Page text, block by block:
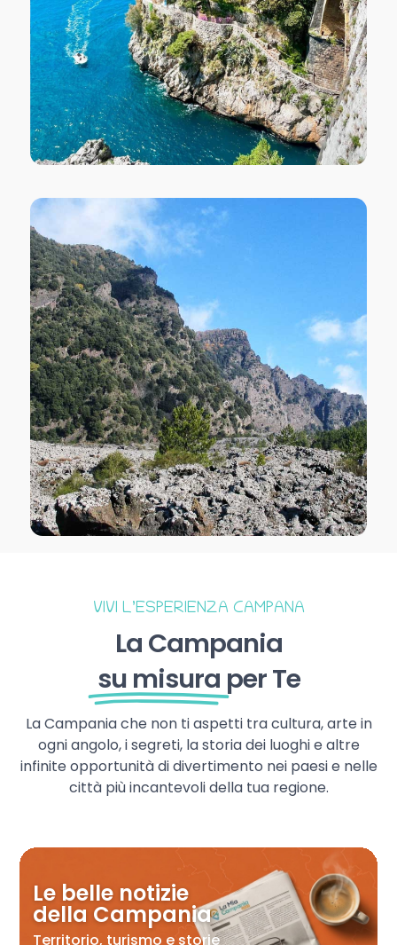
VIVI L’ESPERIENZA CAMPANA
La Campania
su misura per Te
La Campania che non ti aspetti tra cultura, arte in
ogni angolo, i segreti, la storia dei luoghi e altre
infinite opportunità di divertimento nei paesi e nelle
città più incantevoli della tua regione.
Le belle notizie
della Campania
Territorio, turismo e storie